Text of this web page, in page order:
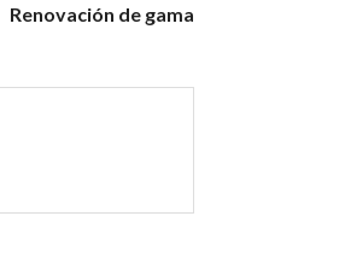
Renovación de gama